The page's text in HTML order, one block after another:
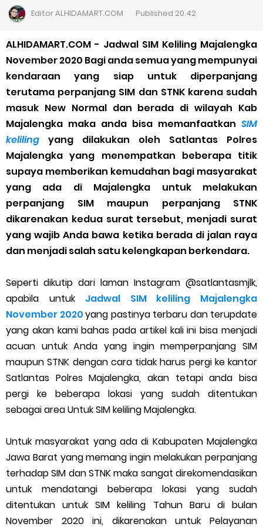
Cara Daftar Goshop agar Cepat Diterima
Apa itu Grab Saap? Layanan Antri Online Terbaru Dari Grab
Cara Jitu Mendapat Voucher Gojek Gratis
Cara Ping DNS Server Gojek Gopartner
Cara Mudah Melihat Nomor Shopeepay Sendiri dan Orang Lain
7 Cara Mudah Top Up Grab untuk Driver
5 Versi Map Paling Gacor Untuk Ojek Online
Penyebab dan Cara Memulihkan Akun Gojek Dibekukan
Cara Menghitung Penghasilan Grab Sesuai dengan Orderan
5 Cara Top Up InDriver dengan Mudah
5 Biaya Potongan Shopee Food yang Perlu Kamu Ketahui
10 Cara Jitu Autobid Untuk Lala Motor dan Mobil 2023
Batas Saldo Untuk Akun Gopay Biasa dan Upgrade
Cara Mudah Melihat QR dan Barcode Shopeepay
Enroute Drop: Arti dan Penjelasan Resi Gosend
Cara Transfer Gopay ke Shopeepay Tanpa Potongan
Cara Ping Server Shopee Food 2022
Cara Menghubungi CS Lalamove dan Jam Operasionalnya
EditorALHIDAMART.COM Published 20.42
ALHIDAMART.COM - Jadwal SIM Keliling Majalengka
November 2020 Bagi anda semua yang mempunyai
kendaraan yang siap untuk diperpanjang
terutama perpanjang SIM dan STNK karena sudah
masuk New Normal dan berada di wilayah Kab
Majalengka maka anda bisa memanfaatkan SIM
keliling yang dilakukan oleh Satlantas Polres
Majalengka yang menempatkan beberapa titik
supaya memberikan kemudahan bagi masyarakat
yang ada di Majalengka untuk melakukan
perpanjang SIM maupun perpanjang STNK
dikarenakan kedua surat tersebut, menjadi surat
yang wajib Anda bawa ketika berada di jalan raya
dan menjadi salah satu kelengkapan berkendara.
Seperti dikutip dari laman Instagram @satlantasmjlk,
apabila untuk Jadwal SIM keliling Majalengka
November 2020yang pastinya terbaru dan terupdate
yang akan kami bahas pada artikel kali ini bisa menjadi
acuan untuk Anda yang ingin memperpanjang SIM
maupun STNK dengan cara tidak harus pergi ke kantor
Satlantas Polres Majalengka, akan tetapi anda bisa
pergi ke beberapa lokasi yang sudah ditentukan
sebagai area Untuk SIM keliling Majalengka.
Untuk masyarakat yang ada di Kabupaten Majalengka
Jawa Barat yang memang ingin melakukan perpanjang
terhadap SIM dan STNK maka sangat direkomendasikan
untuk mendatangi beberapa lokasi yang sudah
ditentukan untuk SIM keliling Tahun Baru di bulan
November 2020 ini, dikarenakan untuk Pelayanan